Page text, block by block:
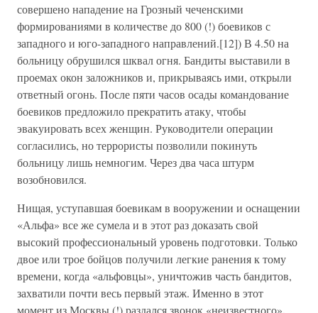
совершено нападение на Грозный чеченскими
формированиями в количестве до 800 (!) боевиков с
западного и юго-западного направлений.[12]) В 4.50 на
больницу обрушился шквал огня. Бандиты выставили в
проемах окон заложников и, прикрываясь ими, открыли
ответный огонь. После пяти часов осады командование
боевиков предложило прекратить атаку, чтобы
эвакуировать всех женщин. Руководители операции
согласились, но террористы позволили покинуть
больницу лишь немногим. Через два часа штурм
возобновился.
Нищая, уступавшая боевикам в вооружении и оснащении
«Альфа» все же сумела и в этот раз доказать свой
высокий профессиональный уровень подготовки. Только
двое или трое бойцов получили легкие ранения к тому
времени, когда «альфовцы», уничтожив часть бандитов,
захватили почти весь первый этаж. Именно в этот
момент из Москвы (!) раздался звонок «неизвестного»,